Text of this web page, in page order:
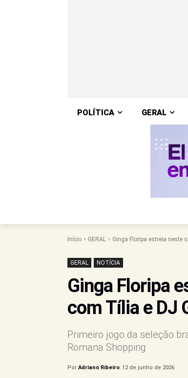
POLÍTICA GERAL
Início GERAL Ginga Floripa estreia neste
GERAL NOTÍCIA
Ginga Floripa
com Tília e DJ
Primeiro jogo da seleção
Romana Shopping
Por Adriano Ribeiro 12 de junho de 2026